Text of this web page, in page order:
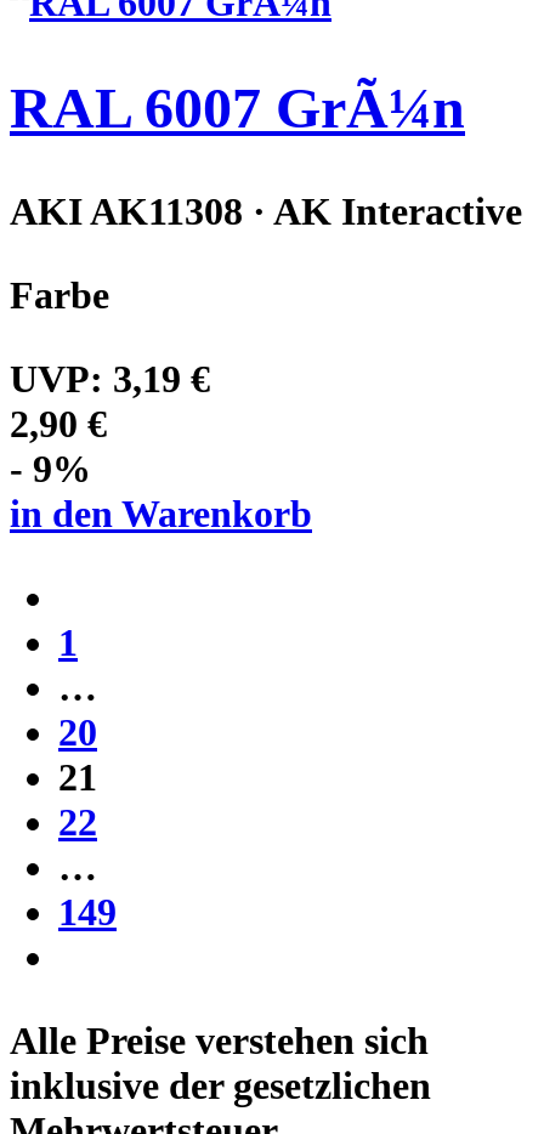
RAL 6007 GrÃ¼n
AKI AK11308 · AK Interactive
Farbe
UVP: 3,19 €
2,90 €
- 9%
in den Warenkorb
1
…
20
21
22
…
149
Alle Preise verstehen sich
inklusive der gesetzlichen